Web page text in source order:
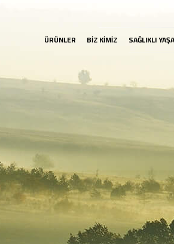
ÜRÜNLER BİZ KİMİZ SAĞLIKLI